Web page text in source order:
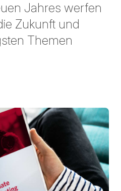
Jahres werfen
Zukunft und
Themen
teilenteilen